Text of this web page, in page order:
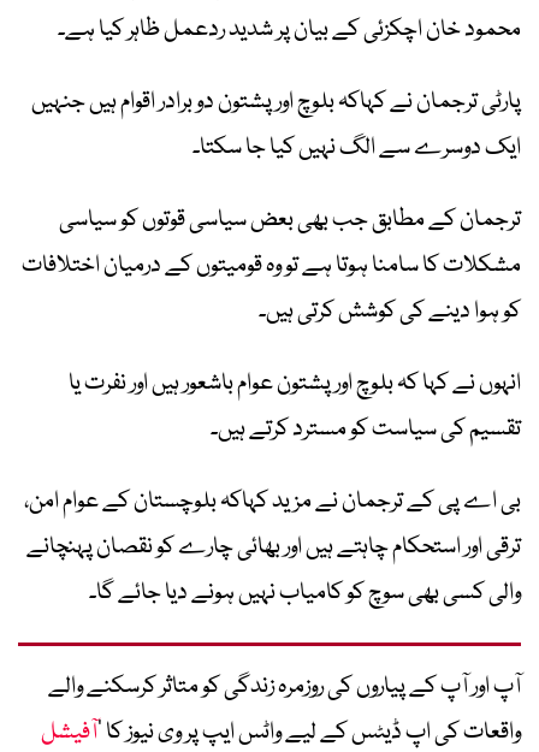
محمود خان اچکزئی کے بیان پر شدید ردعمل ظاہر کیا ہے۔
پارٹی ترجمان نے کہاکہ بلوچ اور پشتون دو برادر اقوام ہیں جنہیں
ایک دوسرے سے الگ نہیں کیا جا سکتا۔
ترجمان کے مطابق جب بھی بعض سیاسی قوتوں کو سیاسی
مشکلات کا سامنا ہوتا ہے تو وہ قومیتوں کے درمیان اختلافات
کو ہوا دینے کی کوشش کرتی ہیں۔
انہوں نے کہا کہ بلوچ اور پشتون عوام باشعور ہیں اور نفرت یا
تقسیم کی سیاست کو مسترد کرتے ہیں۔
بی اے پی کے ترجمان نے مزید کہاکہ بلوچستان کے عوام امن،
ترقی اور استحکام چاہتے ہیں اور بھائی چارے کو نقصان پہنچانے
والی کسی بھی سوچ کو کامیاب نہیں ہونے دیا جائے گا۔
آپ اور آپ کے پیاروں کی روزمرہ زندگی کو متاثر کرسکنے والے
واقعات کی اپ ڈیٹس کے لیے واٹس ایپ پر وی نیوز کا ’آفیشل